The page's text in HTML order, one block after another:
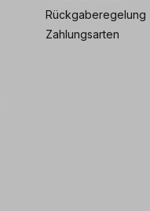
Rückgaberegelung
Zahlungsarten